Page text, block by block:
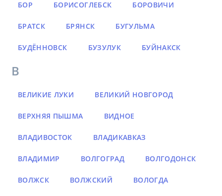
БОР БОРИСОГЛЕБСК БОРОВИЧИ
БРАТСК БРЯНСК БУГУЛЬМА
БУДЁННОВСК БУЗУЛУК БУЙНАКСК
В
ВЕЛИКИЕ ЛУКИ ВЕЛИКИЙ НОВГОРОД
ВЕРХНЯЯ ПЫШМА ВИДНОЕ
ВЛАДИВОСТОК ВЛАДИКАВКАЗ
ВЛАДИМИР ВОЛГОГРАД ВОЛГОДОНСК
ВОЛЖСК ВОЛЖСКИЙ ВОЛОГДА